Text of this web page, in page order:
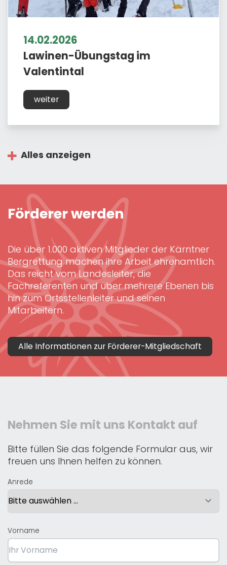
14.02.2026
Lawinen-Übungstag im
Valentintal
weiter
Alles anzeigen
Förderer werden
Die über 1.000 aktiven Mitglieder der Kärntner
Bergrettung machen ihre Arbeit ehrenamtlich.
Das reicht vom Landesleiter, die
Fachreferenten und über mehrere Ebenen bis
hin zum Ortsstellenleiter und seinen
Mitarbeitern.
Alle Informationen zur Förderer-Mitgliedschaft
Nehmen Sie mit uns Kontakt auf
Bitte füllen Sie das folgende Formular aus, wir
freuen uns Ihnen helfen zu können.
Anrede
Vorname